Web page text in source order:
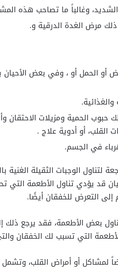
وغالباً ما تصاحب هذه
مرض الغدة الدرقية و.
أو الحمل أو ، وفي بعض
حبوب الحمية ومزيلات الاحتقان
القلب، أو أدوية علاج .
في الجسم.
الوجبات الثقيلة الغنية
قد يؤدي تناول الأطعمة التي
إلى التعرض للخفقان أيضًا.
بعض الأطعمة، فقد يرجع
التي تسبب لك الخفقان
لمشاكل أو أمراض القلب، وتشمل